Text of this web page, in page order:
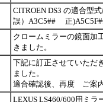
CITROEN DS3 の適合型
誤）A3C5## 正
クロームミラーの鏡面加
きました。
下記に訂正させていただ
ました。
適合確認後、再度 ご案
LEXUS LS460/600用ミ